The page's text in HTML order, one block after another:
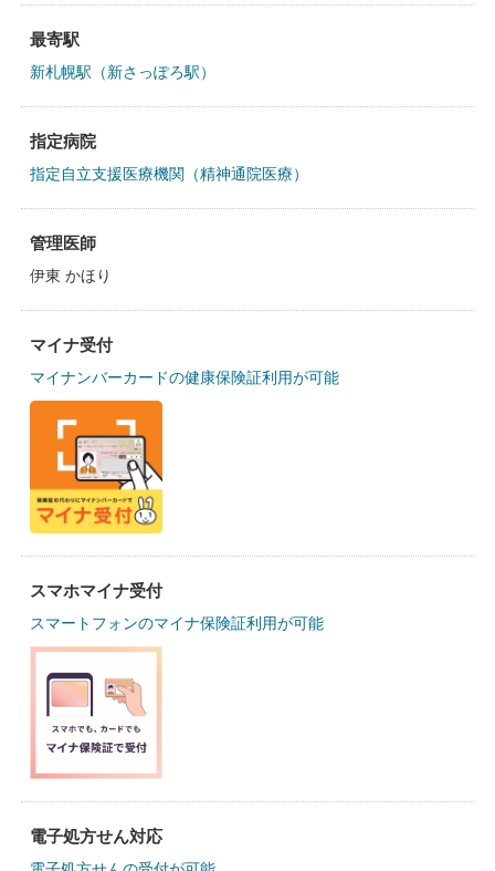
最寄駅
新札幌駅（新さっぽろ駅）
指定病院
指定自立支援医療機関（精神通院医療）
管理医師
伊東 かほり
マイナ受付
マイナンバーカードの健康保険証利用が可能
スマホマイナ受付
スマートフォンのマイナ保険証利用が可能
電子処方せん対応